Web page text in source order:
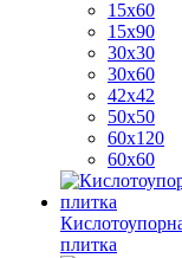
15х60
15x90
30х30
30х60
42х42
50х50
60х120
60х60
плитка